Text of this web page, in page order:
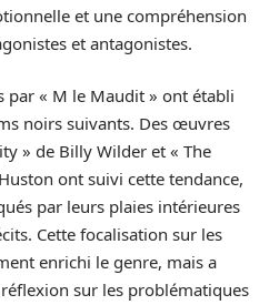
et une compréhension
et antagonistes.
par « M le Maudit » ont établi
noirs suivants. Des œuvres
» de Billy Wilder et « The
ont suivi cette tendance,
par leurs plaies intérieures
Cette focalisation sur les
enrichi le genre, mais a
sur les problématiques